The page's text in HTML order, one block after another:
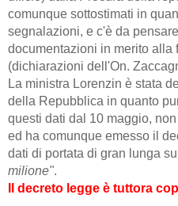
comunque sottostimati in
segnalazioni, e c'è da
documentazioni in merito alla
(dichiarazioni dell'On.
La ministra Lorenzin è stata
della Repubblica in quanto
questi dati dal 10 maggio,
ed ha comunque emesso il
dati di portata di gran lunga
milione".
Il decreto legge è tuttora